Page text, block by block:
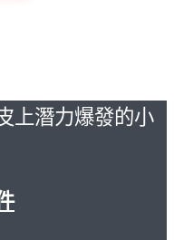
上潛力爆發的小